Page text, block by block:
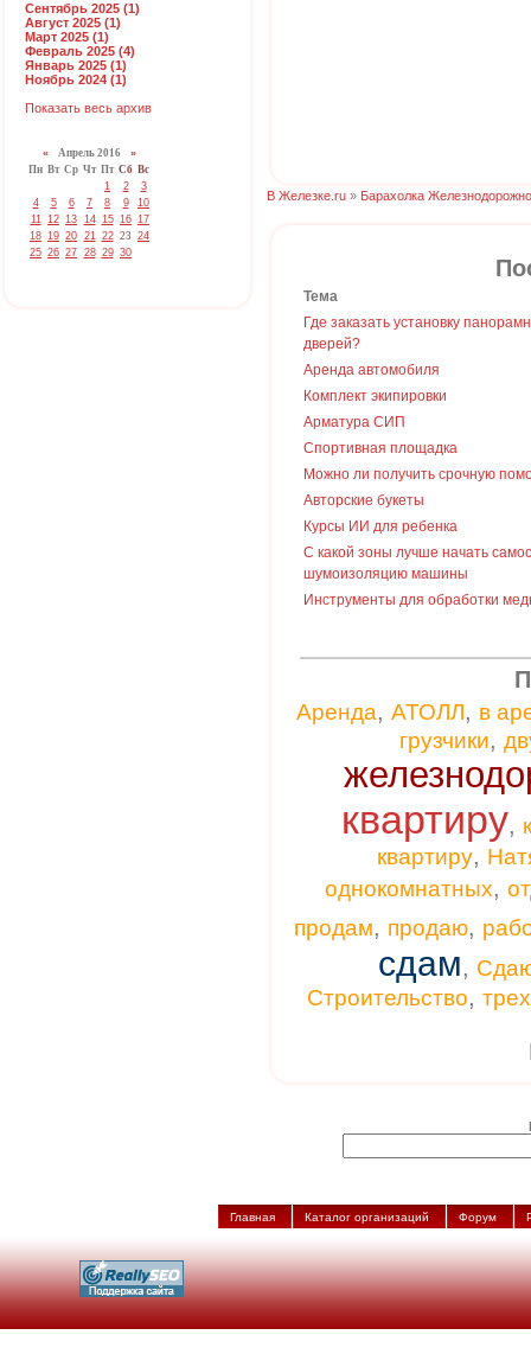
Сентябрь 2025 (1)
Август 2025 (1)
Март 2025 (1)
Февраль 2025 (4)
Январь 2025 (1)
Ноябрь 2024 (1)
Показать весь архив
«Апрель 2016 »
Пн Вт Ср Чт Пт Сб Вс
1
2
3
4
5 6 7 8 9
10
11 12 13 14 15 16 17
18 19 20 21 22 23 24
25 26 27 28 29 30
В Железке.ru » Барахолка
Тема
Где заказать установку
дверей?
Аренда автомобиля
Комплект экипировки
Арматура СИП
Спортивная площадка
Можно ли получить срочную
Авторские букеты
Курсы ИИ для ребенка
С какой зоны лучше начать
шумоизоляцию машины
Инструменты для обработки
Аренда, АТОЛЛ, в
грузчики,
квартиру,
квартиру,
однокомнатных,
продам, продаю,
сдам,
Строительство,
Главная Каталог организаций Форум